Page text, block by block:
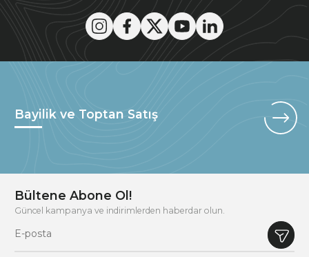
Bayilik ve Toptan Satış
Bültene Abone Ol!
Güncel kampanya ve indirimlerden haberdar olun.